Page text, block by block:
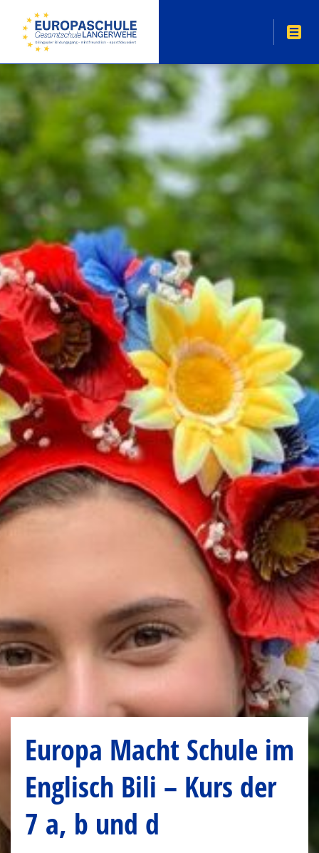
Europa Macht Schule im
Englisch Bili – Kurs der
7 a, b und d